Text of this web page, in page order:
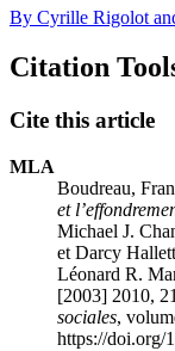
By Cyrille Rigolot
Citation
Cite this article
MLA
Boudreau,
et
Michael J.
et Darcy
Léonard R.
[2003] 2010,
sociales,
https://doi.org/